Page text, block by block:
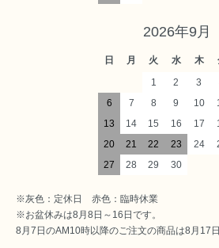
2026年9月
日 月 火 水 木
1
2 3
6
7 8 9 10
13
14 15 16 17
20
21 22 23 24
27
28 29 30
※灰色：定休日 赤色：臨時休業
※お盆休みは8月8日～16日です。
8月7日のAM10時以降のご注文の商品は8月17